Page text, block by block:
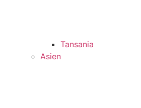
Tansania
Asien